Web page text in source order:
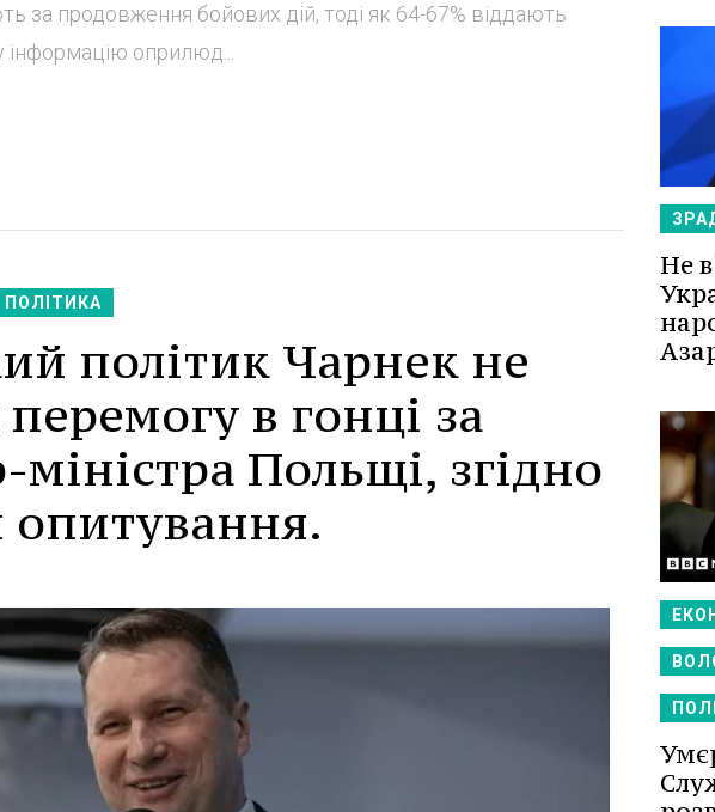
за продовження бойових дій, тоді як 64-67% віддають
оприлюд...
ПОЛІТИКА
політик Чарнек не
в гонці за
Польщі, згідно
опитування.
Не